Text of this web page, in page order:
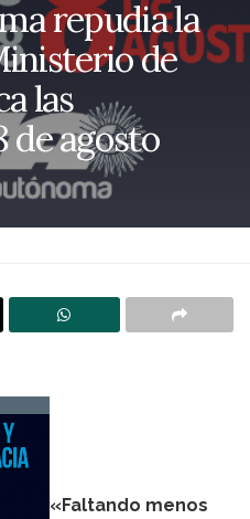
repudia la
de
las
de agosto
«Faltando menos